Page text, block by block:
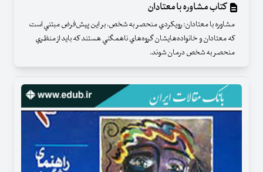
کتاب مشاوره با معتادان
مشاوره با معتادان: رويكردي منحصر به شخص، بر اين پيش‌فرض مبتني است
كه معتادان و خانواده‌هايشان گروه‌هاي ناهمگني هستند كه بايد از منظري
منحصر به شخص درمان شوند.